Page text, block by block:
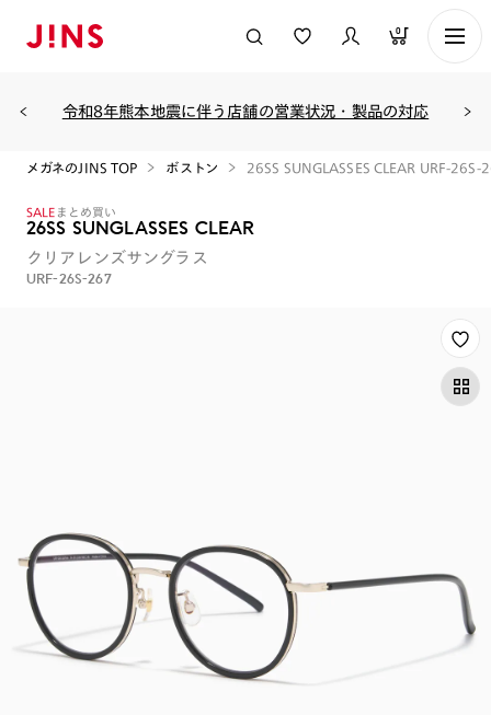
0
令和8年熊本地震に伴う店舗の営業状況・製品の対応
メガネのJINS TOP ボストン 26SS SUNGLASSES CLEAR URF-26S-
SALE まとめ買い
26SS SUNGLASSES CLEAR
クリアレンズサングラス
URF-26S-267